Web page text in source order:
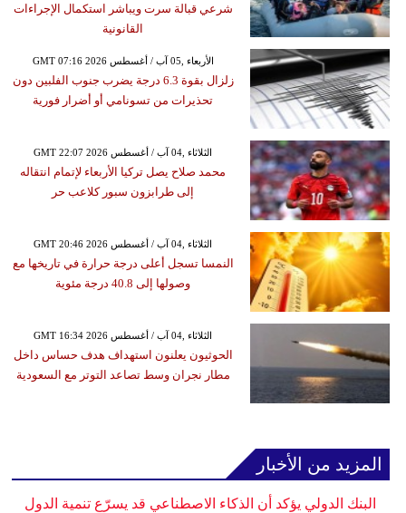
شرعي قبالة سرت ويباشر استكمال الإجراءات
القانونية
GMT 07:16 2026 الأربعاء ,05 آب / أغسطس
زلزال بقوة 6.3 درجة يضرب جنوب الفلبين دون
تحذيرات من تسونامي أو أضرار فورية
GMT 22:07 2026 الثلاثاء ,04 آب / أغسطس
محمد صلاح يصل تركيا الأربعاء لإتمام انتقاله
إلى طرابزون سبور كلاعب حر
GMT 20:46 2026 الثلاثاء ,04 آب / أغسطس
النمسا تسجل أعلى درجة حرارة في تاريخها مع
وصولها إلى 40.8 درجة مئوية
GMT 16:34 2026 الثلاثاء ,04 آب / أغسطس
الحوثيون يعلنون استهداف هدف حساس داخل
مطار نجران وسط تصاعد التوتر مع السعودية
المزيد من الأخبار
البنك الدولي يؤكد أن الذكاء الاصطناعي قد يسرّع تنمية الدول